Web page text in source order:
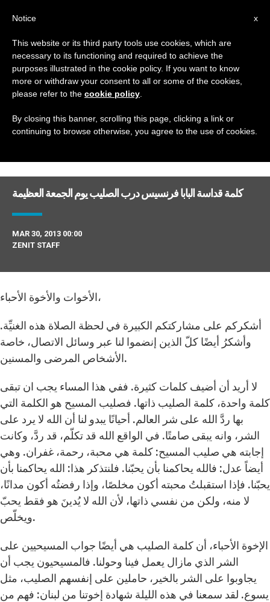
DAY
March 30th, 2013
DERNIÈRES NOUVELLES
كلمة قداسة البابا فرنسيس درب الصليب يوم الجمعة العظيمة
MAR 30, 2013 00:00
ZENIT STAFF
الأخوات والأخوة الأحباء،
أشكركم على مشاركتكم الكبيرة في لحظة الصلاة هذه الغنيِّة.
وأشكرُ أيضًا كلّ الذين إنضموا لنا عبر وسائل الاتصال، خاصة
الأشخاص المرضى والمسنين.
لا أريد أن أضيف كلمات كثيرة. ففي هذا المساء يجب ان تبقى
كلمة واحدة، كلمة الصليب ذاتها. فصليب المسيح هو الكلمة التي
بها ردَّ الله على شر العالم. أحيانًا يبدو لنا أن الله لا يرد على
الشر، وانه يبقى صامتًا. في الواقع الله قد تكلّم، قد ردَّ، وكانت
إجابته هي صليب المسيح: كلمة هي محبة، رحمة، غفران. وهي
أيضاً عدل: فالله يحاكمنا بأن يحبّنا. فلنتذكر هذا: الله يحاكمنا بأن
يحبّنا. فإذا استقبلتُ محبته أكون مخلصًا، وإذا رفضتُه أكون مدانًا،
لا منه، ولكن من نفسي ذاتها، لأن الله لا يُدينَ هو فقط يحبّ
ويخلّص.
الإخوة الأحباء، أن كلمة الصليب هي أيضًا جواب المسيحيين على
الشر الذي مازال يعمل فينا وحولنا. فالمسيحيون يجب أن
يجاوبوا على الشر بالخير، حاملين على إنفسهم الصليب، مثل
يسوع. لقد سمعنا في هذه الليلة شهادة إخوتنا من لبنان: فهم من
x
Notice
This website or its third party tools use cookies, which are
necessary to its functioning and required to achieve the
purposes illustrated in the cookie policy. If you want to know
more or withdraw your consent to all or some of the cookies,
please refer to the cookie policy
By closing this banner, scrolling this page, clicking a link or
continuing to browse otherwise, you agree to the use of cookies.